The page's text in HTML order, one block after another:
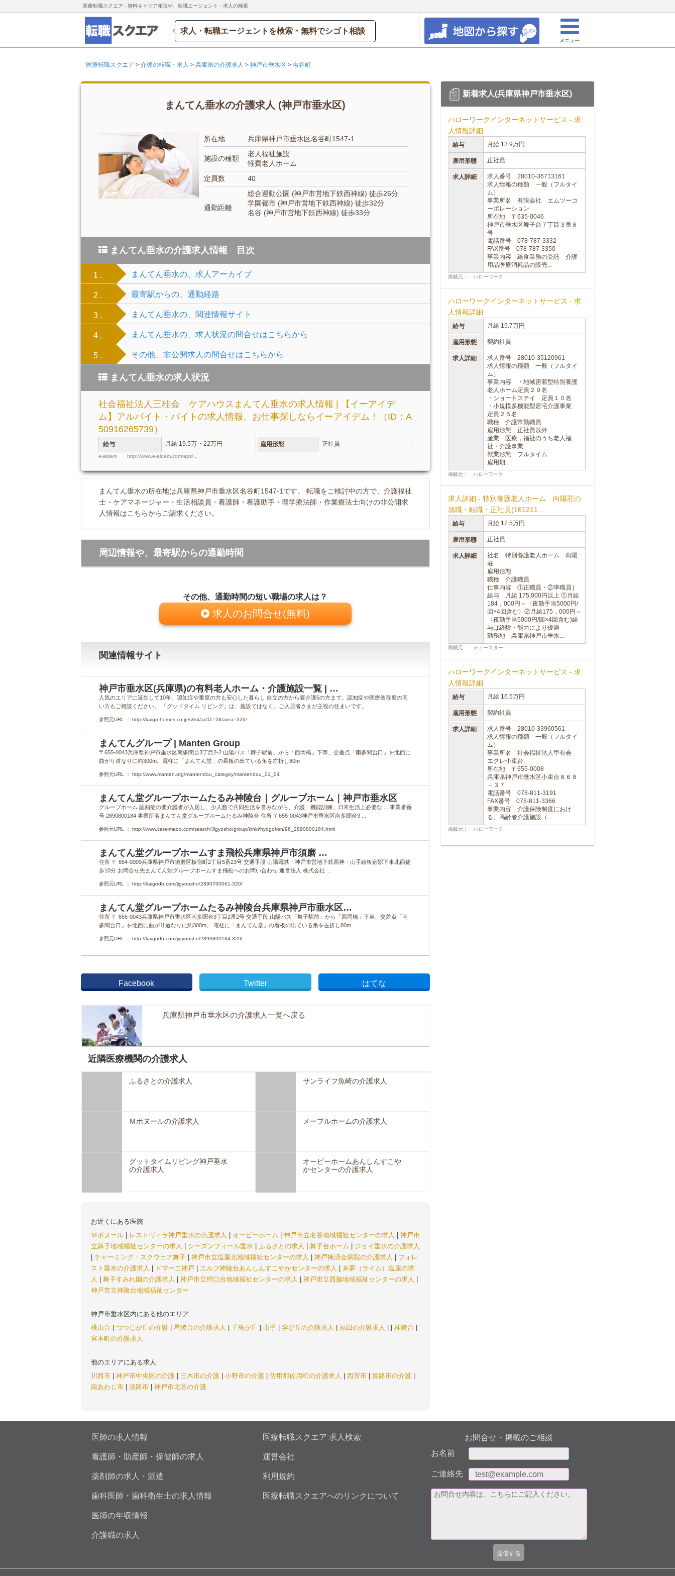
医療転職スクエア - 無料キャリア相談や、転職エージェント・求人の検索
求人・転職エージェントを検索・無料でシゴト相談
メニュー
医療転職スクエア > 介護の転職・求人 > 兵庫県の介護求人 > 神戸市垂水区 > 名谷町
まんてん垂水の介護求人 (神戸市垂水区)
所在地 兵庫県神戸市垂水区名谷町1547-1
施設の種類
老人福祉施設
軽費老人ホーム
定員数
40
通勤距離
総合運動公園 (神戸市営地下鉄西神線) 徒歩26分
学園都市 (神戸市営地下鉄西神線) 徒歩32分
名谷 (神戸市営地下鉄西神線) 徒歩33分
まんてん垂水の介護求人情報 目次
1 . まんてん垂水の、求人アーカイブ
2 . 最寄駅からの、通勤経路
3 . まんてん垂水の、関連情報サイト
4 . まんてん垂水の、求人状況の問合せはこちらから
5 . その他、非公開求人の問合せはこちらから
まんてん垂水の求人状況
社会福祉法人三桂会 ケアハウスまんてん垂水の求人情報 | 【イーアイデ
ム】アルバイト・バイトの求人情報、お仕事探しならイーアイデム！（ID：A
50916265739）
給与 月給 19.5万 ~ 22万円 雇用形態 正社員
e-aidem http://www.e-aidem.com/aps/...
まんてん垂水の所在地は兵庫県神戸市垂水区名谷町1547-1です。 転職をご検討中の方で、介護福祉
士・ケアマネージャー・生活相談員・看護師・看護助手・理学療法師・作業療法士向けの非公開求
人情報はこちらからご請求ください。
周辺情報や、最寄駅からの通勤時間
その他、通勤時間の短い職場の求人は？
求人のお問合せ(無料)
関連情報サイト
神戸市垂水区(兵庫県)の有料老人ホーム・介護施設一覧 | …
人気のエリアに誕生して10年。認知症や重度の方も安心した暮らし 自立の方から要介護5の方まで。認知症や医療依存度の高
い方もご相談ください。 「グッドタイム リビング」は、施設ではなく、ご入居者さまが主役の住まいです。
参照元URL ： http://kaigo.homes.co.jp/s/list/ad11=28/area=326/
まんてんグループ | Manten Group
〒655-0043兵庫県神戸市垂水区南多聞台3丁目2-2 山陽バス「舞子駅前」から「西岡橋」下車、交差点「南多聞台口」を北西に
曲がり道なりに約300m。電柱に「まんてん堂」の看板の出ている角を左折し80m
参照元URL ： http://www.manten.org/mantendou_categoy/mantendou_01_04
まんてん堂グループホームたるみ神陵台｜グループホーム｜神戸市垂水区
グループホーム 認知症の要介護者が入居し、少人数で共同生活を営みながら、介護、機能訓練、日常生活上必要な ... 事業者番
号 2890800184 事業所名まんてん堂グループホームたるみ神陵台 住所 〒655-0043神戸市垂水区南多聞台3 ...
参照元URL ： http://www.care-mado.com/search/Jigyosho/group/kinki/hyogoken/96_2890800184.html
まんてん堂グループホームすま飛松兵庫県神戸市須磨 …
住所 〒 654-0009兵庫県神戸市須磨区板宿町2丁目5番23号 交通手段 山陽電鉄・神戸市営地下鉄西神・山手線板宿駅下車北西徒
歩10分 お問合せ先まんてん堂グループホームすま飛松へのお問い合わせ 運営法人 株式会社 ...
参照元URL ： http://kaigodb.com/jigyousho/2890700061-320/
まんてん堂グループホームたるみ神陵台兵庫県神戸市垂水区…
住所 〒 655-0043兵庫県神戸市垂水区南多聞台3丁目2番2号 交通手段 山陽バス「舞子駅前」から「西岡橋」下車、交差点「南
多聞台口」を北西に曲がり道なりに約300m。 電柱に「まんてん堂」の看板の出ている角を左折し80m
参照元URL ： http://kaigodb.com/jigyousho/2890800184-320/
Facebook Twitter はてな
兵庫県神戸市垂水区の介護求人一覧へ戻る
近隣医療機関の介護求人
ふるさとの介護求人 サンライフ魚崎の介護求人
Ｍボヌールの介護求人 メープルホームの介護求人
グットタイムリビング神戸垂水
の介護求人
オービーホームあんしんすこや
かセンターの介護求人
お近くにある医院
Ｍボヌール
レストヴィラ神戸垂水の介護求人 オービーホーム 神戸市立名谷地域福祉センターの求人
神戸市
立舞子地域福祉センターの求人
シーズンフィール垂水 ふるさとの求人 舞子台ホーム
ジョイ垂水の介護求人
チャーミング・スクウェア舞子 神戸市立塩屋北地域福祉センターの求人 神戸掖済会病院の介護求人
フォレ
スト垂水の介護求人
ドマーニ神戸 エルフ神陵台あんしんすこやかセンターの求人
来夢（ライム）塩屋の求
人
舞子すみれ園の介護求人 神戸市立狩口台地域福祉センターの求人 神戸市立西脇地域福祉センターの求人
神戸市立神陵台地域福祉センター
神戸市垂水区内にある他のエリア
桃山台
つつじが丘の介護 星陵台の介護求人 千鳥が丘 山手 学が丘の介護求人 福田の介護求人 神陵台
宮本町の介護求人
他のエリアにある求人
川西市
神戸市中央区の介護 三木市の介護 小野市の介護 佐用郡佐用町の介護求人 西宮市 姫路市の介護
南あわじ市
淡路市 神戸市北区の介護
新着求人(兵庫県神戸市垂水区)
ハローワークインターネットサービス - 求
人情報詳細
給与 月給 13.9万円
雇用形態 正社員
求人詳細
求人番号 28010-36713161
求人情報の種類 一般（フルタイ
ム）
事業所名 有限会社 エムツーコ
ーポレーション
所在地 〒635-0046
神戸市垂水区舞子台７丁目３番８
号
電話番号 078-787-3332
FAX番号 078-787-3350
事業内容 給食業務の受託 介護
用品医療消耗品の販売...
掲載元： ハローワーク
ハローワークインターネットサービス - 求
人情報詳細
給与 月給 15.7万円
雇用形態 契約社員
求人詳細
求人番号 28010-35120961
求人情報の種類 一般（フルタイ
ム）
事業内容 ・地域密着型特別養護
老人ホーム定員２９名
・ショートステイ 定員１０名
・小規模多機能型居宅介護事業
定員２５名
職種 介護常勤職員
雇用形態 正社員以外
産業 医療，福祉のうち老人福
祉・介護事業
就業形態 フルタイム
雇用期...
掲載元： ハローワーク
求人詳細 - 特別養護老人ホーム 向陽荘の
就職・転職・正社員(161211...
給与 月給 17.5万円
雇用形態 正社員
求人詳細
社名 特別養護老人ホーム 向陽
荘
雇用形態
職種 介護職員
仕事内容 ①正職員・②準職員］
給与 月給 175,000円以上 ①月給
184，000円～〈夜勤手当5000円/
回×4回含む〉②月給175，000円～
〈夜勤手当5000円/回×4回含む)給
与は経験・能力により優遇
勤務地 兵庫県神戸市垂水...
掲載元： ディースター
ハローワークインターネットサービス - 求
人情報詳細
給与 月給 16.5万円
雇用形態 契約社員
求人詳細
求人番号 28010-33960561
求人情報の種類 一般（フルタイ
ム）
事業所名 社会福祉法人甲有会
エクレ小束台
所在地 〒655-0008
兵庫県神戸市垂水区小束台８６８
－３７
電話番号 078-811-3191
FAX番号 078-811-3366
事業内容 介護保険制度におけ
る、高齢者介護施設（...
掲載元： ハローワーク
医師の求人情報
看護師・助産師・保健師の求人
薬剤師の求人・派遣
歯科医師・歯科衛生士の求人情報
医師の年収情報
介護職の求人
医療転職スクエア 求人検索
運営会社
利用規約
医療転職スクエアへのリンクについて
お問合せ・掲載のご相談
お名前
ご連絡先